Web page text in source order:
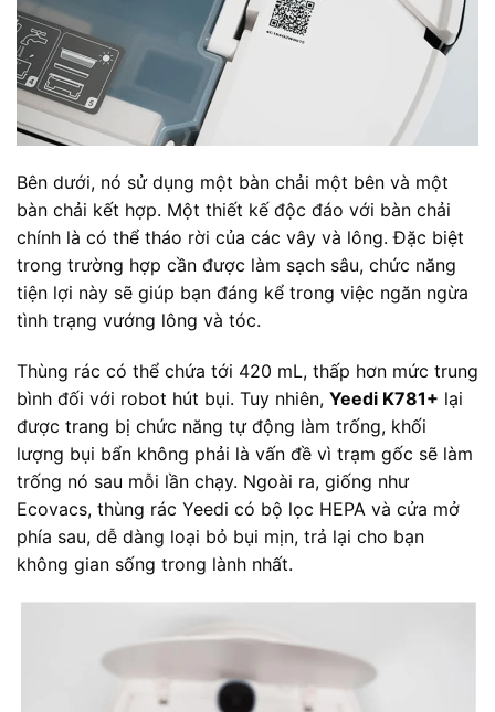
Bên dưới, nó sử dụng một bàn chải một bên và một
bàn chải kết hợp. Một thiết kế độc đáo với bàn chải
chính là có thể tháo rời của các vây và lông. Đặc biệt
trong trường hợp cần được làm sạch sâu, chức năng
tiện lợi này sẽ giúp bạn đáng kể trong việc ngăn ngừa
tình trạng vướng lông và tóc.
Thùng rác có thể chứa tới 420 mL, thấp hơn mức trung
bình đối với robot hút bụi. Tuy nhiên, Yeedi K781+ lại
được trang bị chức năng tự động làm trống, khối
lượng bụi bẩn không phải là vấn đề vì trạm gốc sẽ làm
trống nó sau mỗi lần chạy. Ngoài ra, giống như
Ecovacs, thùng rác Yeedi có bộ lọc HEPA và cửa mở
phía sau, dễ dàng loại bỏ bụi mịn, trả lại cho bạn
không gian sống trong lành nhất.